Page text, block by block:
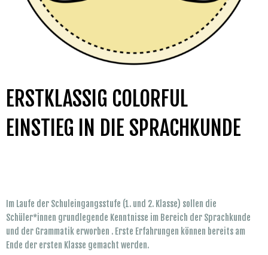
ERSTKLASSIG COLORFUL
EINSTIEG IN DIE SPRACHKUNDE
Im Laufe der Schuleingangsstufe (1. und 2. Klasse) sollen die
Schüler*innen grundlegende Kenntnisse im Bereich der Sprachkunde
und der Grammatik erworben . Erste Erfahrungen können bereits am
Ende der ersten Klasse gemacht werden.